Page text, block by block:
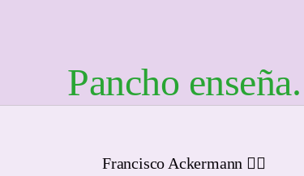
Pancho enseña.
Francisco Ackermann 👍🏻